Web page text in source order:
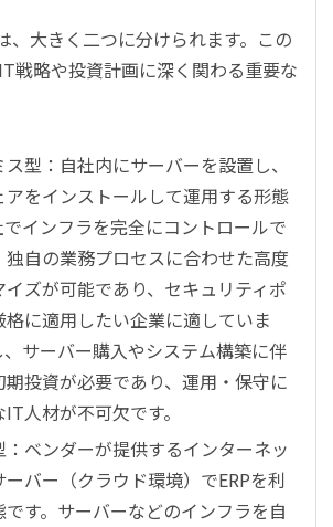
、大きく二つに分けられます。この
戦略や投資計画に深く関わる重要な
型：自社内にサーバーを設置し、
アをインストールして運用する形態
でインフラを完全にコントロールで
独自の業務プロセスに合わせた高度
イズが可能であり、セキュリティポ
格に適用したい企業に適していま
、サーバー購入やシステム構築に伴
期投資が必要であり、運用・保守に
人材が不可欠です。
：ベンダーが提供するインターネッ
ーバー（クラウド環境）でERPを利
です。サーバーなどのインフラを自